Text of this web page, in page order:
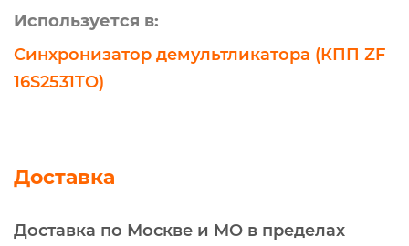
Используется в:
Синхронизатор демультликатора (КПП ZF
16S2531TO)
Доставка
Доставка по Москве и МО в пределах